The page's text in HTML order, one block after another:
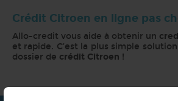
Crédit Citroen en ligne pas
Allo-credit vous aide à obtenir un
et rapide. C’est la plus simple
dossier de crédit Citroen !